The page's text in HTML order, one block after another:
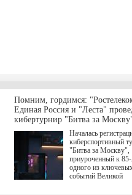
Помним, гордимся:
Единая Россия и "Леста"
кибертурнир "Битва за
Началась
киберспортивный
"Битва за Москву",
приуроченный к
одного из
событий Великой